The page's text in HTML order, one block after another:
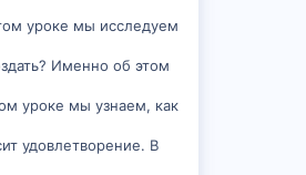
уроке мы исследуем
Именно об этом
уроке мы узнаем, как
удовлетворение. В